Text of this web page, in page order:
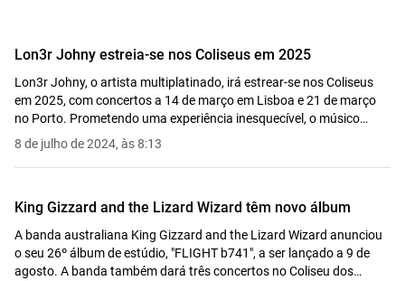
Lon3r Johny estreia-se nos Coliseus em 2025
Lon3r Johny, o artista multiplatinado, irá estrear-se nos Coliseus
em 2025, com concertos a 14 de março em Lisboa e 21 de março
no Porto. Prometendo uma experiência inesquecível, o músico
celebra o seu percurso com atuações nos palcos mais icónicos de
Portugal.
8 de julho de 2024, às 8:13
King Gizzard and the Lizard Wizard têm novo álbum
A banda australiana King Gizzard and the Lizard Wizard anunciou
o seu 26º álbum de estúdio, "FLIGHT b741", a ser lançado a 9 de
agosto. A banda também dará três concertos no Coliseu dos